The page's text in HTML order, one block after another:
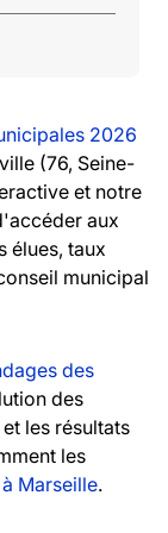
2026
(76, Seine-
et notre
aux
élues, taux
municipal
des
des
les résultats
les
à Marseille.